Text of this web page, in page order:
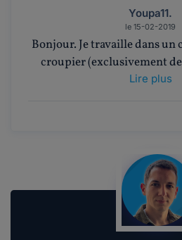
Youpa11.
le 15-02-2019
Bonjour. Je travaille dans un
croupier (exclusivement
Lire plus
Bonjour,Avez-vous consulté
collective ?Je vous suggère
Lire plus
Cédric1717.